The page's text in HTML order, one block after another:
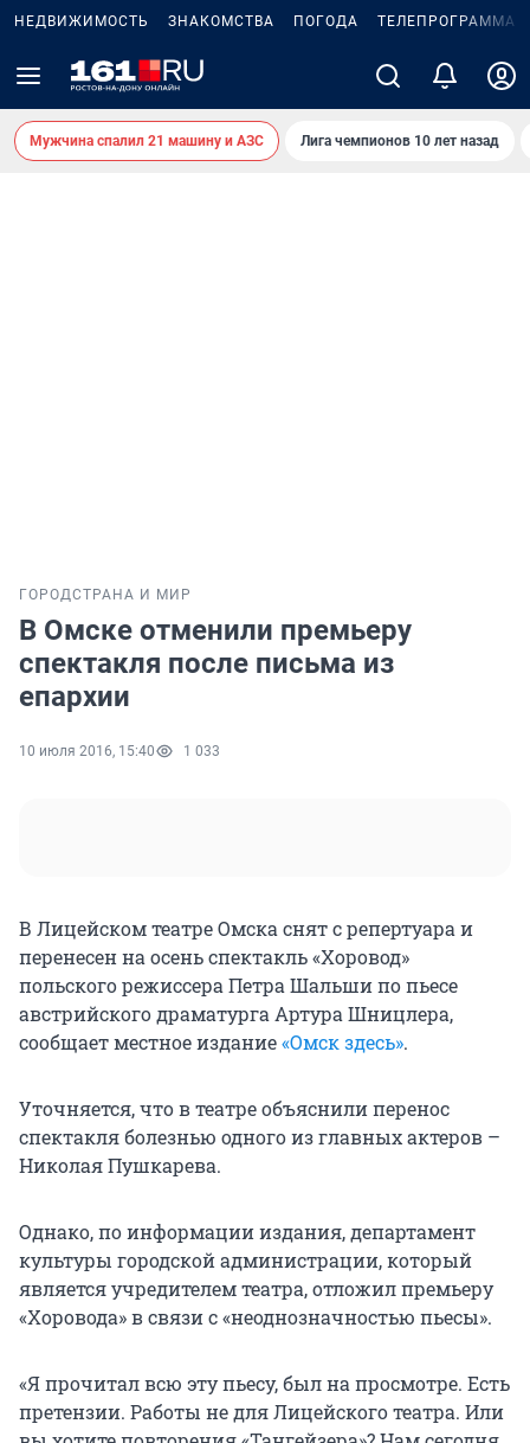
НЕДВИЖИМОСТЬ ЗНАКОМСТВА ПОГОДА ТЕЛЕПРОГРАММА
Мужчина спалил 21 машину и АЗС Лига чемпионов 10 лет назад
ГОРОДСТРАНА И МИР
В Омске отменили премьеру
спектакля после письма из
епархии
10 июля 2016, 15:40 1 033
В Лицейском театре Омска снят с репертуара и
перенесен на осень спектакль «Хоровод»
польского режиссера Петра Шальши по пьесе
австрийского драматурга Артура Шницлера,
сообщает местное издание«Омск здесь».
Уточняется, что в театре объяснили перенос
спектакля болезнью одного из главных актеров –
Николая Пушкарева.
Однако, по информации издания, департамент
культуры городской администрации, который
является учредителем театра, отложил премьеру
«Хоровода» в связи с «неоднозначностью пьесы».
«Я прочитал всю эту пьесу, был на просмотре. Есть
претензии. Работы не для Лицейского театра. Или